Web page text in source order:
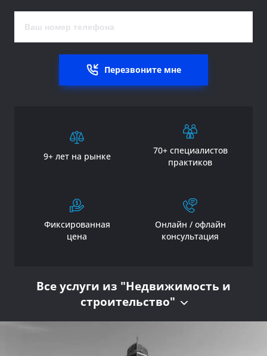
Перезвоните мне
9+ лет на рынке
70+ специалистов
практиков
Фиксированная
цена
Онлайн / офлайн
консультация
Все услуги из "Недвижимость и
строительство"